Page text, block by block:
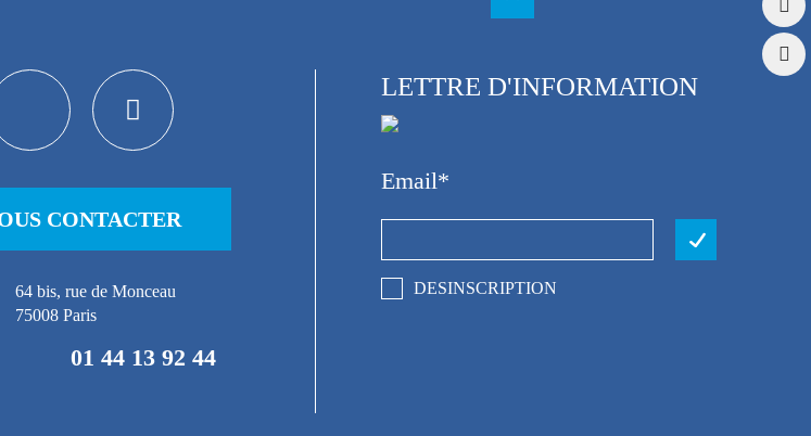
CONTACTER
64 bis, rue de Monceau
75008 Paris
01 44 13 92 44
LETTRE D'INFORMATION
Email
DESINSCRIPTION